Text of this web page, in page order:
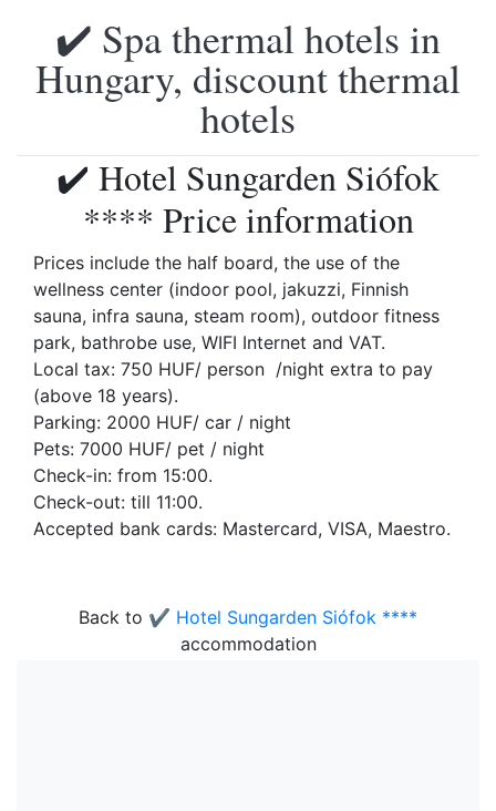
✔️ Spa thermal hotels in
Hungary, discount thermal
hotels
✔️ Hotel Sungarden Siófok
**** Price information
Prices include the half board, the use of the
wellness center (indoor pool, jakuzzi, Finnish
sauna, infra sauna, steam room), outdoor fitness
park, bathrobe use, WIFI Internet and VAT.
Local tax: 750 HUF/ person /night extra to pay
(above 18 years).
Parking: 2000 HUF/ car / night
Pets: 7000 HUF/ pet / night
Check-in: from 15:00.
Check-out: till 11:00.
Accepted bank cards: Mastercard, VISA, Maestro.
Back to ✔️ Hotel Sungarden Siófok ****
accommodation